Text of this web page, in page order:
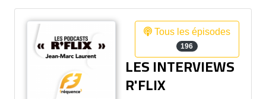
Tous les épisodes
196
LES INTERVIEWS
R'FLIX